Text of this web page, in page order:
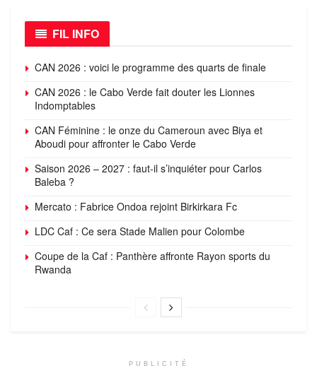
FIL INFO
CAN 2026 : voici le programme des quarts de finale
CAN 2026 : le Cabo Verde fait douter les Lionnes
Indomptables
CAN Féminine : le onze du Cameroun avec Biya et
Aboudi pour affronter le Cabo Verde
Saison 2026 – 2027 : faut-il s’inquiéter pour Carlos
Baleba ?
Mercato : Fabrice Ondoa rejoint Birkirkara Fc
LDC Caf : Ce sera Stade Malien pour Colombe
Coupe de la Caf : Panthère affronte Rayon sports du
Rwanda
PUBLICITÉ